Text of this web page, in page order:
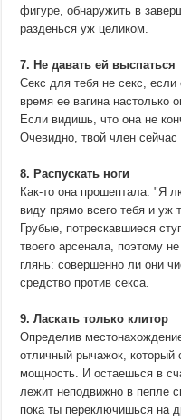
фигуре, обнаружить в
разденься уж целиком.
7. Не давать ей выспаться
Секс для тебя не секс,
время ее вагина настолько
Если видишь, что она не
Очевидно, твой член
8. Распускать ноги
Как-то она прошептала: "Я
виду прямо всего тебя и уж
Грубые, потрескавшиеся
твоего арсенала, поэтому
глянь: совершенно ли они
средство против секса.
9. Ласкать только клитор
Определив
отличный рычажок, который
мощность. И остаешься в
лежит неподвижно в пепле
пока ты переключишься на